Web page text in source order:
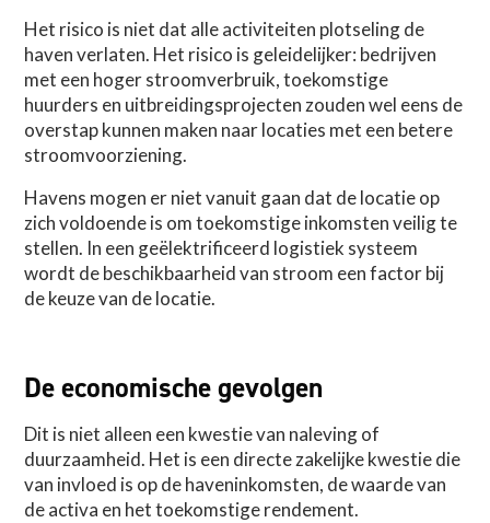
Het risico is niet dat alle activiteiten plotseling de
haven verlaten. Het risico is geleidelijker: bedrijven
met een hoger stroomverbruik, toekomstige
huurders en uitbreidingsprojecten zouden wel eens de
overstap kunnen maken naar locaties met een betere
stroomvoorziening.
Havens mogen er niet vanuit gaan dat de locatie op
zich voldoende is om toekomstige inkomsten veilig te
stellen. In een geëlektrificeerd logistiek systeem
wordt de beschikbaarheid van stroom een factor bij
de keuze van de locatie.
De economische gevolgen
Dit is niet alleen een kwestie van naleving of
duurzaamheid. Het is een directe zakelijke kwestie die
van invloed is op de haveninkomsten, de waarde van
de activa en het toekomstige rendement.